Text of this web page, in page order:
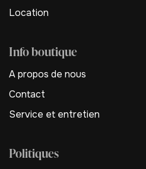
Location
Info boutique
A propos de nous
Contact
Service et entretien
Politiques